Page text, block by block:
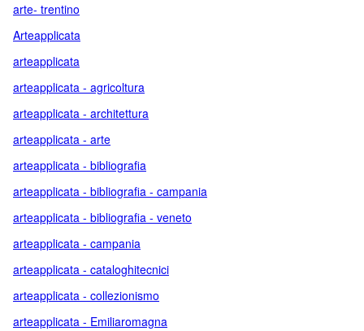
arte- trentino
Arteapplicata
arteapplicata
arteapplicata - agricoltura
arteapplicata - architettura
arteapplicata - arte
arteapplicata - bibliografia
arteapplicata - bibliografia - campania
arteapplicata - bibliografia - veneto
arteapplicata - campania
arteapplicata - cataloghitecnici
arteapplicata - collezionismo
arteapplicata - Emiliaromagna